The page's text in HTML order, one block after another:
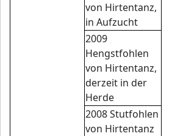
von Hirtentanz,
in Aufzucht
2009
Hengstfohlen
von Hirtentanz,
derzeit in der
Herde
2008 Stutfohlen
von Hirtentanz